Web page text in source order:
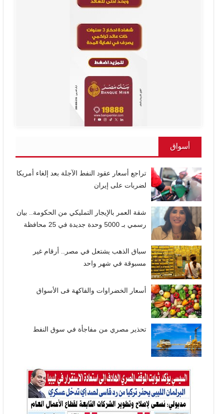
أسواق
تراجع أسعار عقود النفط الآجلة بعد إلغاء أمريكا
لضربات على إيران
شقة العمر بالإيجار التمليكي من الحكومة.. بيان
رسمي بـ 5000 وحدة جديدة في 25 محافظة
سباق الذهب يشتعل في مصر.. أرقام غير
مسبوقة في شهر واحد
أسعار الخضراوات والفاكهة فى الأسواق
تحذير مصري من مفاجأة في سوق النفط